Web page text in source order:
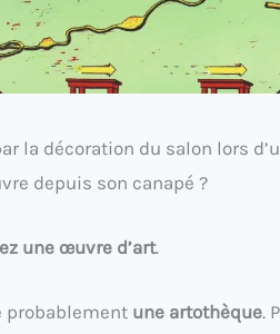
la décoration du salon lors
depuis son canapé ?
une œuvre d’art.
probablement une artothèque.